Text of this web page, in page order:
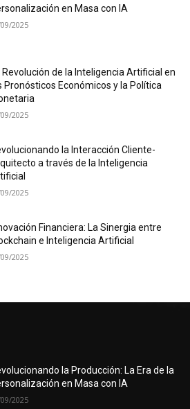
en Masa con IA
2025
Revolución de la Inteligencia Artificial en
Pronósticos Económicos y la Política
2025
la Interacción Cliente-
a través de la Inteligencia
2025
Financiera: La Sinergia entre
e Inteligencia Artificial
2025
la Producción: La Era de la
en Masa con IA
2025